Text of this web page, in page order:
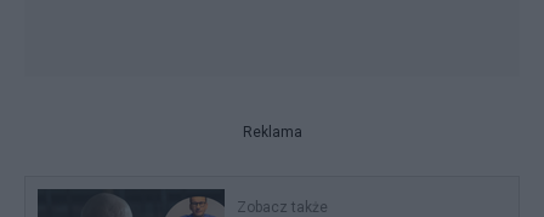
Reklama
Zobacz także